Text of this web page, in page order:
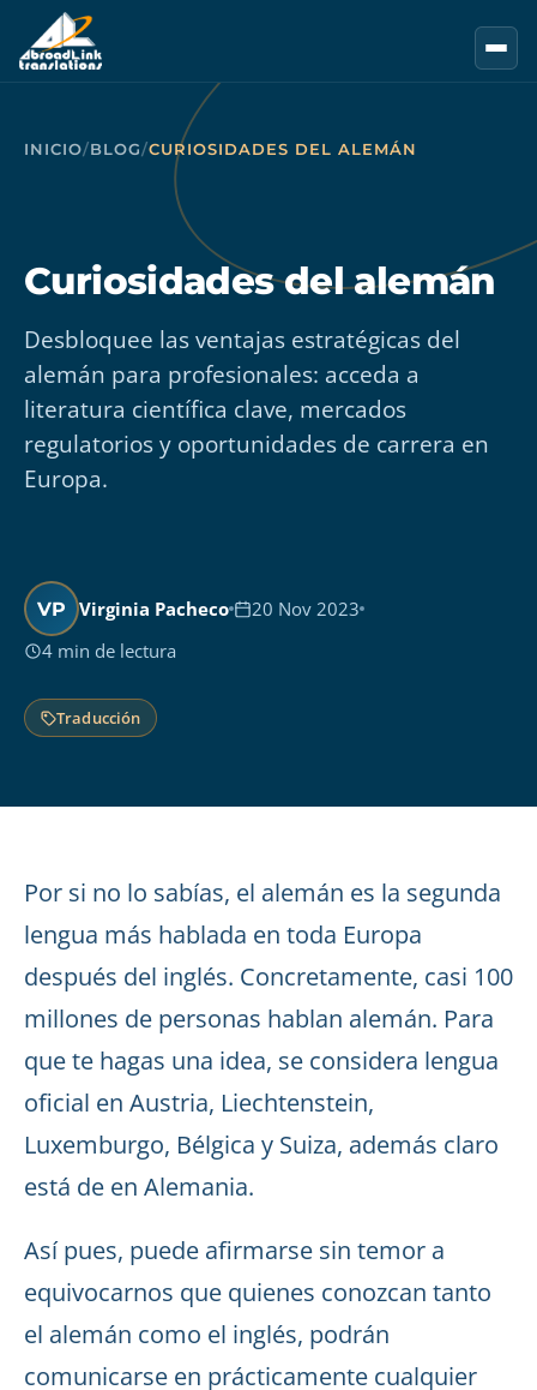
Saltar al contenido principal
INICIO/BLOG/CURIOSIDADES DEL ALEMÁN
Curiosidades del alemán
Desbloquee las ventajas estratégicas del
alemán para profesionales: acceda a
literatura científica clave, mercados
regulatorios y oportunidades de carrera en
Europa.
VP Virginia Pacheco
20 Nov 2023
4 min de lectura
Traducción
Por si no lo sabías, el alemán es la segunda
lengua más hablada en toda Europa
después del inglés. Concretamente, casi 100
millones de personas hablan alemán. Para
que te hagas una idea, se considera lengua
oficial en Austria, Liechtenstein,
Luxemburgo, Bélgica y Suiza, además claro
está de en Alemania.
Así pues, puede afirmarse sin temor a
equivocarnos que quienes conozcan tanto
el alemán como el inglés, podrán
comunicarse en prácticamente cualquier